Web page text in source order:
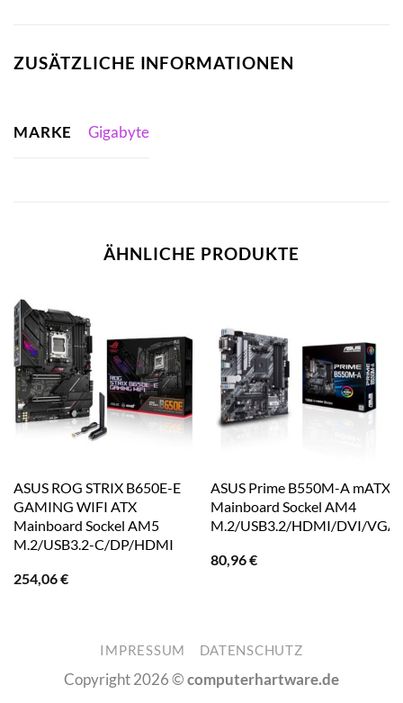
ZUSÄTZLICHE INFORMATIONEN
MARKE Gigabyte
ÄHNLICHE PRODUKTE
ASUS ROG STRIX B650E-E
GAMING WIFI ATX
Mainboard Sockel AM5
M.2/USB3.2-C/DP/HDMI
254,06€
ASUS Prime B550M-A mATX
Mainboard Sockel AM4
M.2/USB3.2/HDMI/DVI/VGA
80,96€
IMPRESSUM DATENSCHUTZ
Copyright 2026 ©computerhartware.de